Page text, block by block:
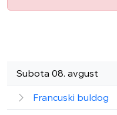
Subota 08. avgust
Francuski buldog